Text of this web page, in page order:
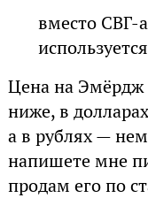
вместо СВГ-
Цена на Эмёрдж
ниже, в
а в рублях —
напишете мне
продам его по